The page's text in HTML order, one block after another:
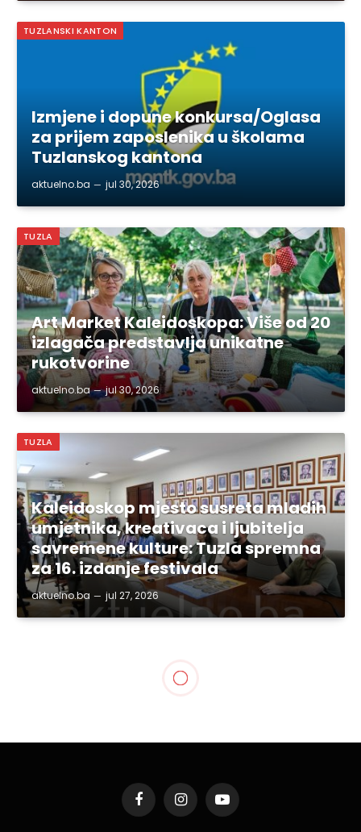
TUZLANSKI KANTON
Izmjene i dopune konkursa/Oglasa
za prijem zaposlenika u školama
Tuzlanskog kantona
aktuelno.ba jul 30, 2026
TUZLA
Art Market Kaleidoskopa: Više od 20
izlagača predstavlja unikatne
rukotvorine
aktuelno.ba jul 30, 2026
TUZLA
Kaleidoskop mjesto susreta mladih
umjetnika, kreativaca i ljubitelja
savremene kulture: Tuzla spremna
za 16. izdanje festivala
aktuelno.ba jul 27, 2026
FacebookInstagramYouTube